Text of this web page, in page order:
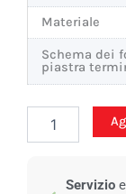
Materiale
Schema dei
piastra
standard
Servizio